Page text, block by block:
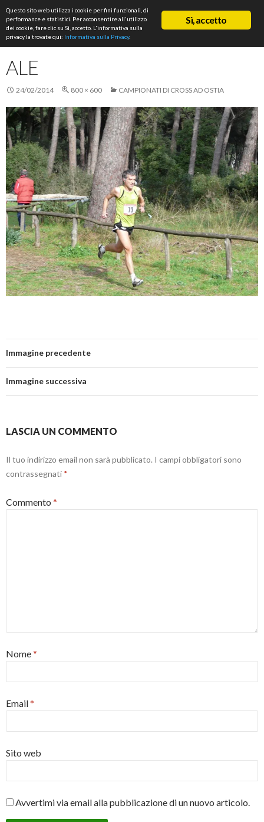
ASD Rifondazione Podistica
Cerca
VAI
AL
CONTENUTO
ALE
24/02/2014 800 × 600 CAMPIONATI DI CROSS AD OSTIA
Immagine precedente
Immagine successiva
LASCIA UN COMMENTO
Il tuo indirizzo email non sarà pubblicato. I campi obbligatori sono
contrassegnati *
Commento *
Nome*
Email*
Sito web
Avvertimi via email alla pubblicazione di un nuovo articolo.
Sì, accetto
Questo sito web utilizza i cookie per fini funzionali, di
performance e statistici. Per acconsentire all'utilizzo
dei cookie, fare clic su Sì, accetto. L'informativa sulla
privacy la trovate qui: Informativa sulla Privacy.